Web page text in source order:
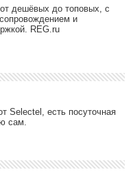
дешёвых до топовых, с
и
REG.ru
Selectel, есть посуточная
сам.